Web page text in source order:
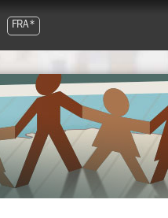
FRA*